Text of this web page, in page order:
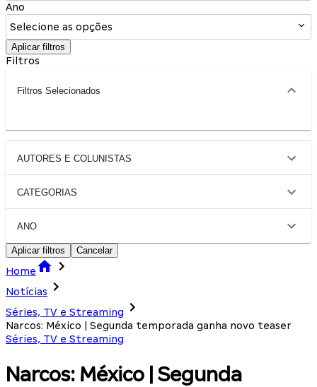
Ano
Selecione as opções
Aplicar filtros
Filtros
Filtros Selecionados
AUTORES E COLUNISTAS
CATEGORIAS
ANO
Aplicar filtros Cancelar
Home
Notícias
Séries, TV e Streaming
Narcos: México | Segunda temporada ganha novo teaser
Séries, TV e Streaming
Narcos: México | Segunda